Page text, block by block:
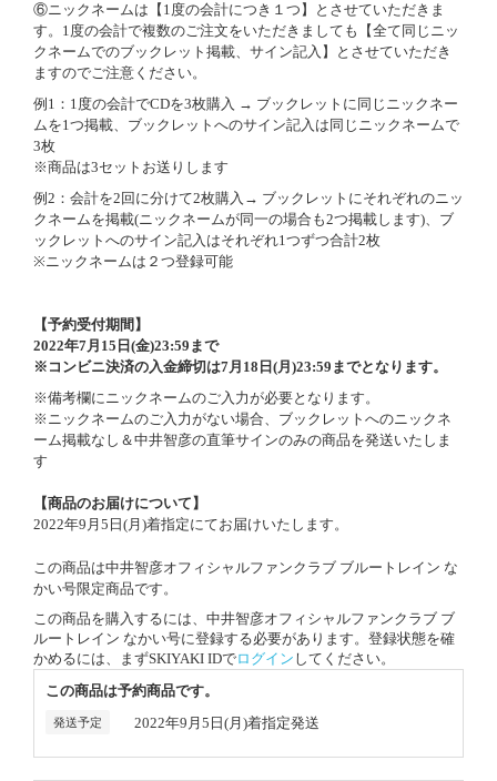
⑥ニックネームは【1度の会計につき１つ】とさせていただきま
す。1度の会計で複数のご注文をいただきましても【全て同じニッ
クネームでのブックレット掲載、サイン記入】とさせていただき
ますのでご注意ください。
例1：1度の会計でCDを3枚購入 → ブックレットに同じニックネー
ムを1つ掲載、ブックレットへのサイン記入は同じニックネームで
3枚
※商品は3セットお送りします
例2：会計を2回に分けて2枚購入→ ブックレットにそれぞれのニッ
クネームを掲載(ニックネームが同一の場合も2つ掲載します)、ブ
ックレットへのサイン記入はそれぞれ1つずつ合計2枚
※ニックネームは２つ登録可能
【予約受付期間】
2022年7月15日(金)23:59まで
※ コンビニ決済の入金締切は7月18日(月)23:59までとなります。
※備考欄にニックネームのご入力が必要となります。
※ニックネームのご入力がない場合、ブックレットへのニックネ
ーム掲載なし＆中井智彦の直筆サインのみの商品を発送いたしま
す
【商品のお届けについて】
2022年9月5日(月)着指定にてお届けいたします。
この商品は中井智彦オフィシャルファンクラブ ブルートレイン な
かい号限定商品です。
この商品を購入するには、中井智彦オフィシャルファンクラブ ブ
ルートレイン なかい号に登録する必要があります。登録状態を確
かめるには、まずSKIYAKI IDでログイン してください。
この商品は予約商品です。
発送予定 2022年9月5日(月)着指定発送